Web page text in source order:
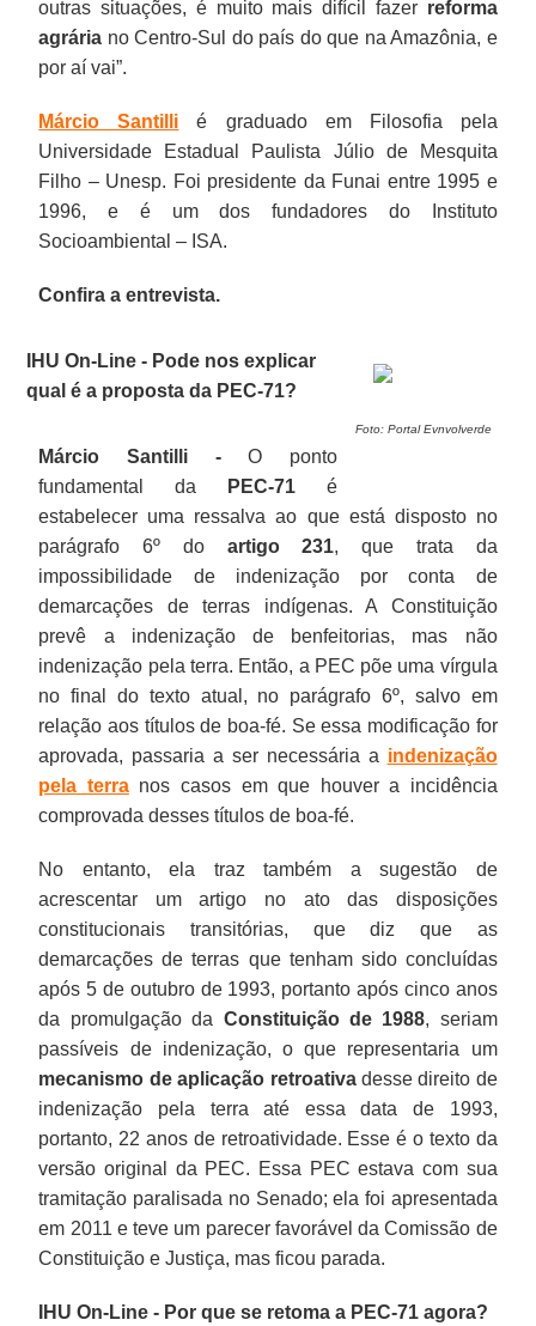
outras situações, é muito mais difícil fazer reforma
agrária no Centro-Sul do país do que na Amazônia, e
por aí vai”.
Márcio Santilli é graduado em Filosofia pela
Universidade Estadual Paulista Júlio de Mesquita
Filho – Unesp. Foi presidente da Funai entre 1995 e
1996, e é um dos fundadores do Instituto
Socioambiental – ISA.
Confira a entrevista.
Foto: Portal Evnvolverde
IHU On-Line - Pode nos explicar
qual é a proposta da PEC-71?
Márcio Santilli -O ponto
fundamental da
PEC-71é
estabelecer uma ressalva ao que está disposto no
parágrafo 6º do artigo 231, que trata da
impossibilidade de indenização por conta de
demarcações de terras indígenas. A Constituição
prevê a indenização de benfeitorias, mas não
indenização pela terra. Então, a PEC põe uma vírgula
no final do texto atual, no parágrafo 6º, salvo em
relação aos títulos de boa-fé. Se essa modificação for
aprovada, passaria a ser necessária a indenização
pela terranos casos em que houver a incidência
comprovada desses títulos de boa-fé.
No entanto, ela traz também a sugestão de
acrescentar um artigo no ato das disposições
constitucionais transitórias, que diz que as
demarcações de terras que tenham sido concluídas
após 5 de outubro de 1993, portanto após cinco anos
da promulgação da Constituição de 1988, seriam
passíveis de indenização, o que representaria um
mecanismo de aplicação retroativadesse direito de
indenização pela terra até essa data de 1993,
portanto, 22 anos de retroatividade. Esse é o texto da
versão original da PEC. Essa PEC estava com sua
tramitação paralisada no Senado; ela foi apresentada
em 2011 e teve um parecer favorável da Comissão de
Constituição e Justiça, mas ficou parada.
IHU On-Line - Por que se retoma a PEC-71 agora?